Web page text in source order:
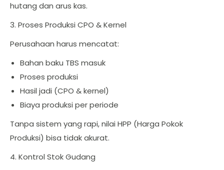
hutang dan arus kas.
3. Proses Produksi CPO & Kernel
Perusahaan harus mencatat:
Bahan baku TBS masuk
Proses produksi
Hasil jadi (CPO & kernel)
Biaya produksi per periode
Tanpa sistem yang rapi, nilai HPP (Harga Pokok
Produksi) bisa tidak akurat.
4. Kontrol Stok Gudang